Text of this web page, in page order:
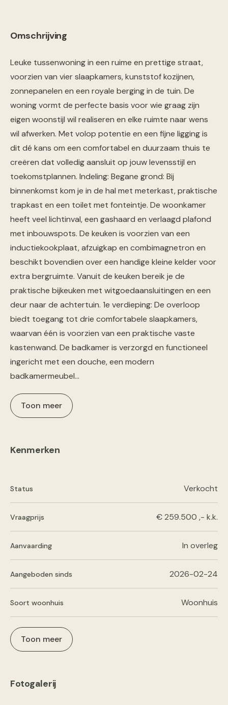
Omschrijving
Leuke tussenwoning in een ruime en prettige straat,
voorzien van vier slaapkamers, kunststof kozijnen,
zonnepanelen en een royale berging in de tuin. De
woning vormt de perfecte basis voor wie graag zijn
eigen woonstijl wil realiseren en elke ruimte naar wens
wil afwerken. Met volop potentie en een fijne ligging is
dit dé kans om een comfortabel en duurzaam thuis te
creëren dat volledig aansluit op jouw levensstijl en
toekomstplannen. Indeling: Begane grond: Bij
binnenkomst kom je in de hal met meterkast, praktische
trapkast en een toilet met fonteintje. De woonkamer
heeft veel lichtinval, een gashaard en verlaagd plafond
met inbouwspots. De keuken is voorzien van een
inductiekookplaat, afzuigkap en combimagnetron en
beschikt bovendien over een handige kleine kelder voor
extra bergruimte. Vanuit de keuken bereik je de
praktische bijkeuken met witgoedaansluitingen en een
deur naar de achtertuin. 1e verdieping: De overloop
biedt toegang tot drie comfortabele slaapkamers,
waarvan één is voorzien van een praktische vaste
kastenwand. De badkamer is verzorgd en functioneel
ingericht met een douche, een modern
badkamermeubel…
Toon meer
Kenmerken
Status Verkocht
Vraagprijs € 259.500 ,- k.k.
Aanvaarding In overleg
Aangeboden sinds 2026-02-24
Soort woonhuis Woonhuis
Toon meer
Fotogalerij